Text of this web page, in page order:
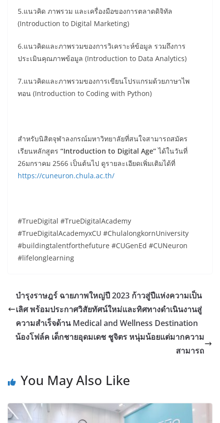
5.แนวคิด ภาพรวม และเครื่องมือของการตลาดดิจิทัล
(Introduction to Digital Marketing)
6.แนวคิดและภาพรวมของการวิเคราะห์ข้อมูล รวมถึงการ
ประเมินคุณภาพข้อมูล (Introduction to Data Analytics)
7.แนวคิดและภาพรวมของการเขียนโปรแกรมด้วยภาษาไพ
ทอน (Introduction to Coding with Python)
สำหรับนิสิตจุฬาลงกรณ์มหาวิทยาลัยที่สนใจสามารถสมัคร
เรียนหลักสูตร “Introduction to Digital Age”ได้ในวันที่
26มกราคม 2566 เป็นต้นไป ดูรายละเอียดเพิ่มเติมได้ที่
https://cuneuron.chula.ac.th/
#TrueDigital #TrueDigitalAcademy
#TrueDigitalAcademyxCU #ChulalongkornUniversity
#buildingtalentforthefuture #CUGenEd #CUNeuron
#lifelonglearning
บำรุงราษฎร์ ฉายภาพใหญ่ปี 2023 ก้าวสู่ปีแห่งความเป็น
เลิศ พร้อมประกาศวิสัยทัศน์ใหม่และทิศทางดำเนินงานสู่
ความสำเร็จด้าน Medical and Wellness Destination
น้องโฟล์ค เด็กชายอุดมเดช ชูจิตร หนุ่มน้อยแต่มากความ
สามารถ
You May Also Like